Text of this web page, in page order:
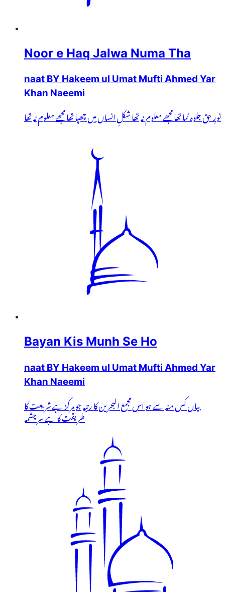
Noor e Haq Jalwa Numa Tha
naat BY Hakeem ul Umat Mufti Ahmed Yar
Khan Naeemi
نورِ حق جلوہ نما تھا مجھے معلوم نہ تھا شکلِ انساں میں چھپا تھا مجھے معلوم نہ تھا
Bayan Kis Munh Se Ho
naat BY Hakeem ul Umat Mufti Ahmed Yar
Khan Naeemi
بیاں کس منہ سے ہو اس مجمع البحرین کا رتبہ جو مرکز ہے شریعت کا
طریقت کا ہے سر چشمہ